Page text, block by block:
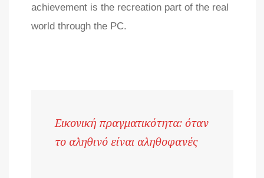
achievement is the recreation part of the real
world through the PC.
Εικονική πραγματικότητα: όταν
το αληθινό είναι αληθοφανές